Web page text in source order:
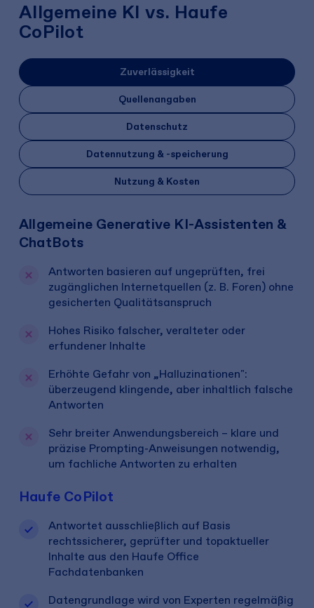
Allgemeine KI vs. Haufe
CoPilot
Zuverlässigkeit
Quellenangaben
Datenschutz
Datennutzung & -speicherung
Nutzung & Kosten
Allgemeine Generative KI-Assistenten &
ChatBots
Antworten basieren auf ungeprüften, frei
zugänglichen Internetquellen (z. B. Foren) ohne
gesicherten Qualitätsanspruch
Hohes Risiko falscher, veralteter oder
erfundener Inhalte
Erhöhte Gefahr von „Halluzinationen":
überzeugend klingende, aber inhaltlich falsche
Antworten
Sehr breiter Anwendungsbereich – klare und
präzise Prompting-Anweisungen notwendig,
um fachliche Antworten zu erhalten
Haufe CoPilot
Antwortet ausschließlich auf Basis
rechtssicherer, geprüfter und topaktueller
Inhalte aus den Haufe Office
Fachdatenbanken
Datengrundlage wird von Experten regelmäßig